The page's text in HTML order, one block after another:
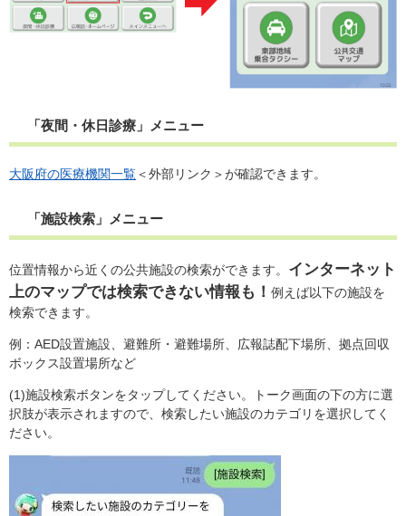
「夜間・休日診療」メニュー
大阪府の医療機関一覧＜外部リンク＞が確認できます。
「施設検索」メニュー
位置情報から近くの公共施設の検索ができます。 インターネット
上のマップでは検索できない情報も！ 例えば以下の施設を
検索できます。
例：AED設置施設、避難所・避難場所、広報誌配下場所、拠点回収
ボックス設置場所など
(1)施設検索ボタンをタップしてください。トーク画面の下の方に選
択肢が表示されますので、検索したい施設のカテゴリを選択してく
ださい。